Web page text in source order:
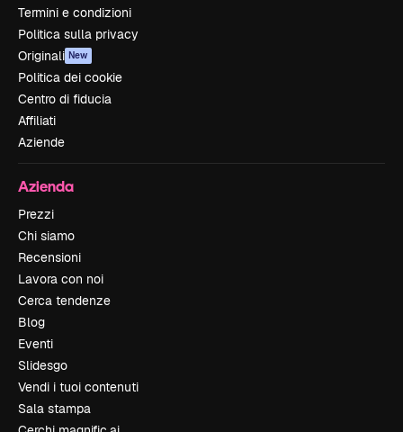
Termini e condizioni
Politica sulla privacy
Originali New
Politica dei cookie
Centro di fiducia
Affiliati
Aziende
Azienda
Prezzi
Chi siamo
Recensioni
Lavora con noi
Cerca tendenze
Blog
Eventi
Slidesgo
Vendi i tuoi contenuti
Sala stampa